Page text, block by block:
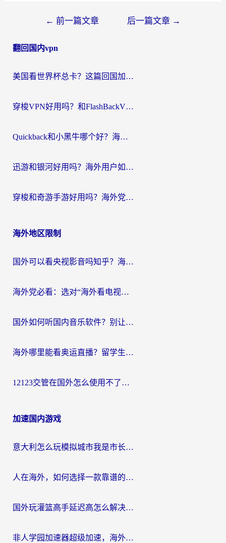
导
← 前一篇文章 后一篇文章 →
翻回国内vpn
美国看世界杯总卡？这篇回国加速器指南帮你无缝刷国内资源（附苹果手机VPN设置步骤）
穿梭VPN好用吗？和FlashBackVPN对比哪个回国效果更好？
Quickback和小黑牛哪个好？海外党亲测指南，选对回国加速器秒回国内
迅游和银河好用吗？海外用户如何选择回国加速器实现无缝访问国内资源
穿梭和奇游手游好用吗？海外党亲测3款回国加速器，附蜜蜂加速器七天试用攻略
海外地区限制
国外可以看央视影音吗知乎？海外党亲测有效的回国加速方案
海外党必看：选对“海外看电视剧软件”，再也不用愁国内剧刷不了
国外如何听国内音乐软件？别让地域限制，断了你的中文歌单
海外哪里能看奥运直播？留学生&海外华人必看的体育赛事观赛终极指南
12123交管在国外怎么使用不了？海外华人必看的无缝访问国内资源指南
加速国内游戏
意大利怎么玩模拟城市我是市长？海外党国服游戏加速终极攻略（附三国3量子特攻解决办法）
人在海外，如何选择一款靠谱的玩剑灵2加速器？
国外玩灌篮高手延迟高怎么解决？海外玩家国服游戏加速终极指南
非人学园加速器超级加速，海外玩家重返国服的通行证